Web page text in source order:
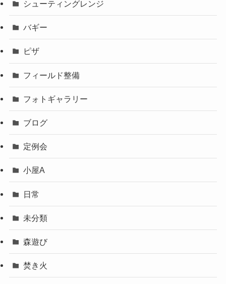
シューティングレンジ
バギー
ピザ
フィールド整備
フォトギャラリー
ブログ
定例会
小屋A
日常
未分類
森遊び
焚き火